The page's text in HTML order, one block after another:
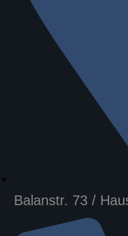
Balanstr. 73 /